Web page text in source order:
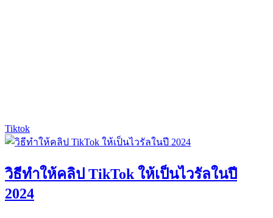
Tiktok
วิธีทำให้คลิป TikTok ให้เป็นไวรัลในปี
2024